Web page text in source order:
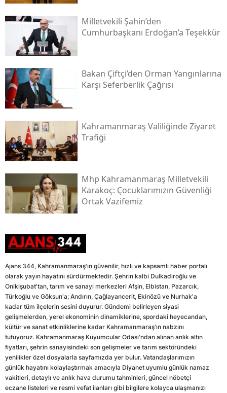
Milletvekili Şahin’den
Cumhurbaşkanı Erdoğan’a Teşekkür
Bakan Çiftçi’den Orman Yangınlarına
Karşı Seferberlik Çağrısı
Kahramanmaraş Valiliğinde Ziyaret
Trafiği
Mhp Kahramanmaraş Milletvekili
Karakoç: Çocuklarımızın Güvenliği
Ortak Vazifemiz
Ajans 344, Kahramanmaraş'ın güvenilir, hızlı ve kapsamlı haber portalı
olarak yayın hayatını sürdürmektedir. Şehrin kalbi Dulkadiroğlu ve
Onikişubat'tan, tarım ve sanayi merkezleri Afşin, Elbistan, Pazarcık,
Türkoğlu ve Göksun'a; Andırın, Çağlayancerit, Ekinözü ve Nurhak'a
kadar tüm ilçelerin sesini duyurur. Gündemi belirleyen siyasi
gelişmelerden, yerel ekonominin dinamiklerine, spordaki heyecandan,
kültür ve sanat etkinliklerine kadar Kahramanmaraş'ın nabzını
tutuyoruz. Kahramanmaraş Kuyumcular Odası'ndan alınan anlık altın
fiyatları, şehrin sanayisindeki son gelişmeler ve tarım sektöründeki
yenilikler özel dosyalarla sayfamızda yer bulur. Vatandaşlarımızın
günlük hayatını kolaylaştırmak amacıyla Diyanet uyumlu günlük namaz
vakitleri, detaylı ve anlık hava durumu tahminleri, güncel nöbetçi
eczane listeleri ve resmi vefat ilanları gibi bilgilere kolayca ulaşmanızı